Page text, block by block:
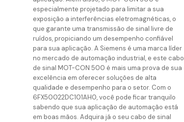
especialmente projetado para limitar a sua
exposição a interferências eletromagnéticas, o
que garante uma transmissão de sinal livre de
ruídos, propiciando um desempenho confiável
para sua aplicação. A Siemens é uma marca líder
no mercado de automação industrial, e este cabo
de sinal MOT-CON 500 é mais uma prova de sua
excelência em oferecer soluções de alta
qualidade e desempenho para o setor. Com o
6FX50022DC101AH0, você pode ficar tranquilo
sabendo que sua aplicação de automação está
em boas mãos. Adquira já o seu cabo de sinal